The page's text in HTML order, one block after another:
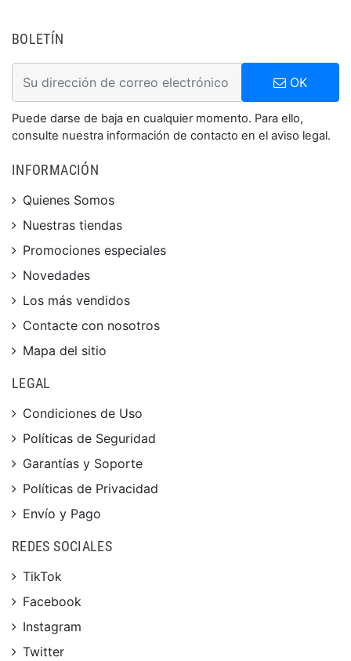
BOLETÍN
OK
Puede darse de baja en cualquier momento. Para ello,
consulte nuestra información de contacto en el aviso legal.
INFORMACIÓN
Quienes Somos
Nuestras tiendas
Promociones especiales
Novedades
Los más vendidos
Contacte con nosotros
Mapa del sitio
LEGAL
Condiciones de Uso
Políticas de Seguridad
Garantías y Soporte
Políticas de Privacidad
Envío y Pago
REDES SOCIALES
TikTok
Facebook
Instagram
Twitter